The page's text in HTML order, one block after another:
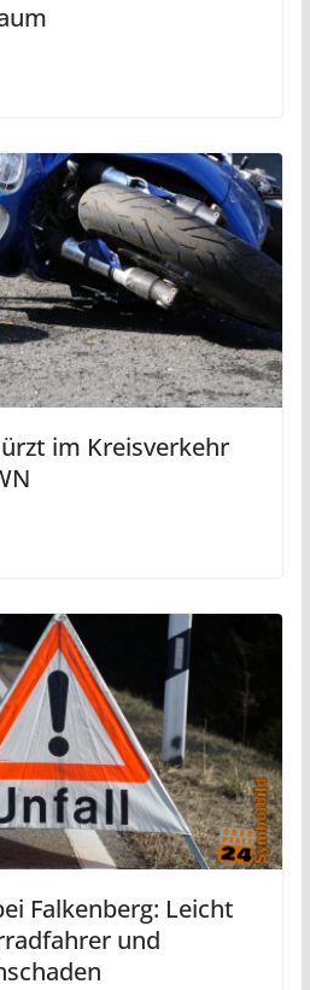
im Kreisverkehr
Falkenberg: Leicht
und